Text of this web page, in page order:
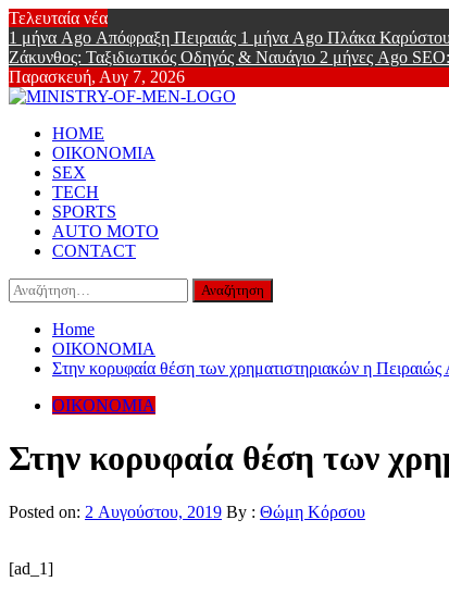
Skip
to
content
Τελευταία νέα
1 μήνα Ago Απόφραξη Πειραιάς 1 μήνα Ago Πλάκα
Ζάκυνθος: Ταξιδιωτικός Οδηγός & Ναυάγιο 2 μήνες Ago
Παρασκευή, Αυγ 7, 2026
Online Lifestyle περιοδικό για Aνδρες
Primary
Menu
HOME
ΟΙΚΟΝΟΜΙΑ
SEX
TECH
SPORTS
AUTO MOTO
CONTACT
Αναζήτηση
για:
Home
ΟΙΚΟΝΟΜΙΑ
Στην κορυφαία θέση των χρηματιστηριακών η
ΟΙΚΟΝΟΜΙΑ
Στην κορυφαία θέση των
Posted on: 2 Αυγούστου, 2019 By : Θώμη Κόρσου
[ad_1]